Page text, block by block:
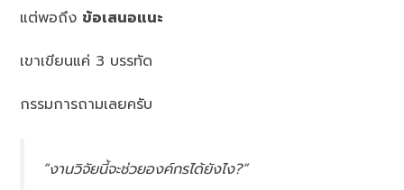
แต่พอถึง ข้อเสนอแนะ
เขาเขียนแค่ 3 บรรทัด
กรรมการถามเลยครับ
“งานวิจัยนี้จะช่วยองค์กรได้ยังไง?”